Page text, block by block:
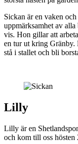
Sickan är en vaken
uppmärksamhet av
vis. Hon gillar att
en tur ut kring Gränby.
stå i stallet och bli
Lilly
Lilly är en
och kom till oss hösten